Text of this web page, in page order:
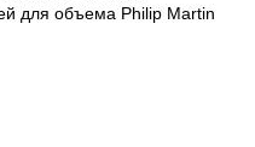
для объема Philip Martin